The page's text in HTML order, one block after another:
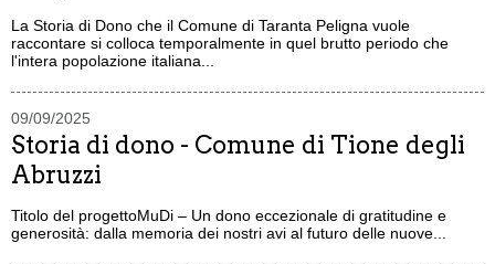
La Storia di Dono che il Comune di Taranta Peligna vuole
raccontare si colloca temporalmente in quel brutto periodo che
l'intera popolazione italiana...
09/09/2025
Storia di dono - Comune di Tione degli
Abruzzi
Titolo del progettoMuDi – Un dono eccezionale di gratitudine e
generosità: dalla memoria dei nostri avi al futuro delle nuove...